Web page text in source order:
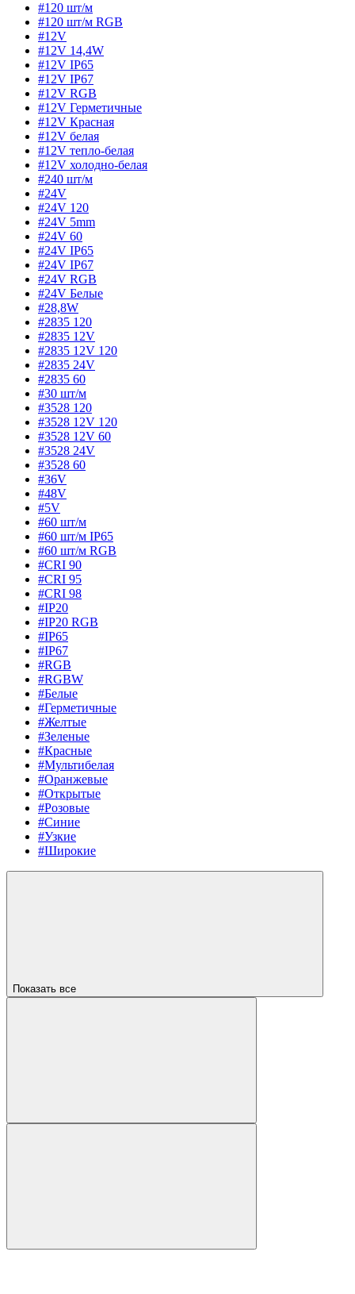
#120 шт/м
#120 шт/м RGB
#12V
#12V 14,4W
#12V IP65
#12V IP67
#12V RGB
#12V Герметичные
#12V Красная
#12V белая
#12V тепло-белая
#12V холодно-белая
#240 шт/м
#24V
#24V 120
#24V 5mm
#24V 60
#24V IP65
#24V IP67
#24V RGB
#24V Белые
#28,8W
#2835 120
#2835 12V
#2835 12V 120
#2835 24V
#2835 60
#30 шт/м
#3528 120
#3528 12V 120
#3528 12V 60
#3528 24V
#3528 60
#36V
#48V
#5V
#60 шт/м
#60 шт/м IP65
#60 шт/м RGB
#CRI 90
#CRI 95
#CRI 98
#IP20
#IP20 RGB
#IP65
#IP67
#RGB
#RGBW
#Белые
#Герметичные
#Желтые
#Зеленые
#Красные
#Мультибелая
#Оранжевые
#Открытые
#Розовые
#Синие
#Узкие
#Широкие
Показать все